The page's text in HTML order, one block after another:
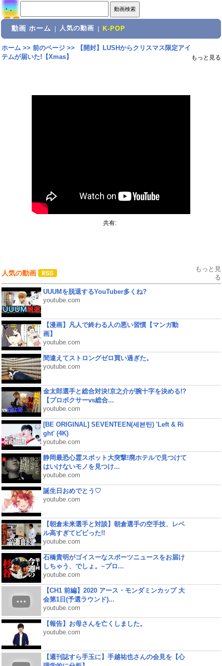
動画 ホーム 人気の動画 K-POP
ホーム>> 前のページ>>
【開封】LUSHからクリスマス限定アイ
テムが届いた!【Xmas】
もっと見る
共有:
人気の動画
もっと見
る
UUUMを脱退するYouTuber多くね?
youtube.com
【漫画】凡人で終わる人の悪い習慣【マンガ動
画】
youtube.com
間違えてストロングゼロ買い過ぎた。
youtube.com
金太郎選手と総合対決!京之介が腕十字を決める!?
【プロボクサーvs総合...
youtube.com
[BE ORIGINAL] SEVENTEEN(세븐틴) 'Left & Ri
ght' (4K)
youtube.com
静岡最恐心霊スポット大突撃!廃ホテルで見つけて
はいけないモノを見つけ...
youtube.com
誕生日おめでとう♡
youtube.com
【朝倉未来選手と対談】朝倉選手の空手技、レベ
ル高すぎてビビった!!
youtube.com
石橋貴明がゴイスーなスポーツニュースをお届け
しちゃう、でしょ。~プロ...
youtube.com
【CH1 前編】2020 アース・モンダミンカップ 大
会第1日(予選ラウンド)...
youtube.com
【報告】お母さんを亡くしました。
youtube.com
【週刊誌すら手玉に】手越祐也さんの会見を【心